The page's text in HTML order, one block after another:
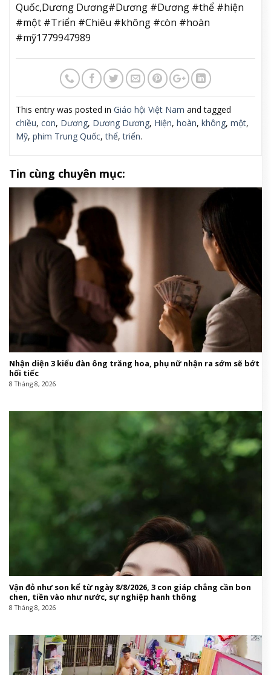
Quốc,Dương Dương#Dương #Dương #thể #hiện
#một #Triển #Chiêu #không #còn #hoàn
#mỹ1779947989
This entry was posted in Giáo hội Việt Nam and tagged
chiều, con, Dương, Dương Dương, Hiện, hoàn, không, một,
Mỹ, phim Trung Quốc,thể,triển.
Tin cùng chuyên mục:
Nhận diện 3 kiểu đàn ông trăng hoa, phụ nữ nhận ra sớm sẽ bớt
hối tiếc
8 Tháng 8, 2026
Vận đỏ như son kể từ ngày 8/8/2026, 3 con giáp chẳng cần bon
chen, tiền vào như nước, sự nghiệp hanh thông
8 Tháng 8, 2026